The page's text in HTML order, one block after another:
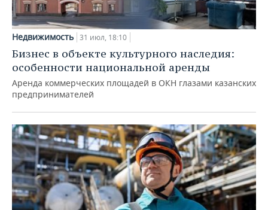
Недвижимость 31 июл, 18:10
Бизнес в объекте культурного наследия:
особенности национальной аренды
Аренда коммерческих площадей в ОКН глазами казанских
предпринимателей